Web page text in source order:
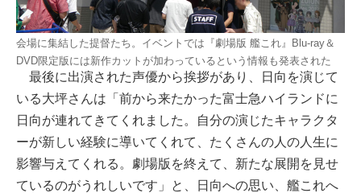
会場に集結した提督たち。イベントでは『劇場版 艦これ』Blu-ray＆
DVD限定版には新作カットが加わっているという情報も発表された
最後に出演された声優から挨拶があり、日向を演じて
いる大坪さんは「前から来たかった富士急ハイランドに
日向が連れてきてくれました。自分の演じたキャラクタ
ーが新しい経験に導いてくれて、たくさんの人の人生に
影響与えてくれる。劇場版を終えて、新たな展開を見せ
ているのがうれしいです」と、日向への思い、艦これへ